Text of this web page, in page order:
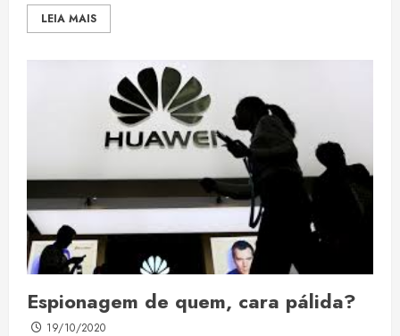
LEIA MAIS
Espionagem de quem, cara pálida?
19/10/2020